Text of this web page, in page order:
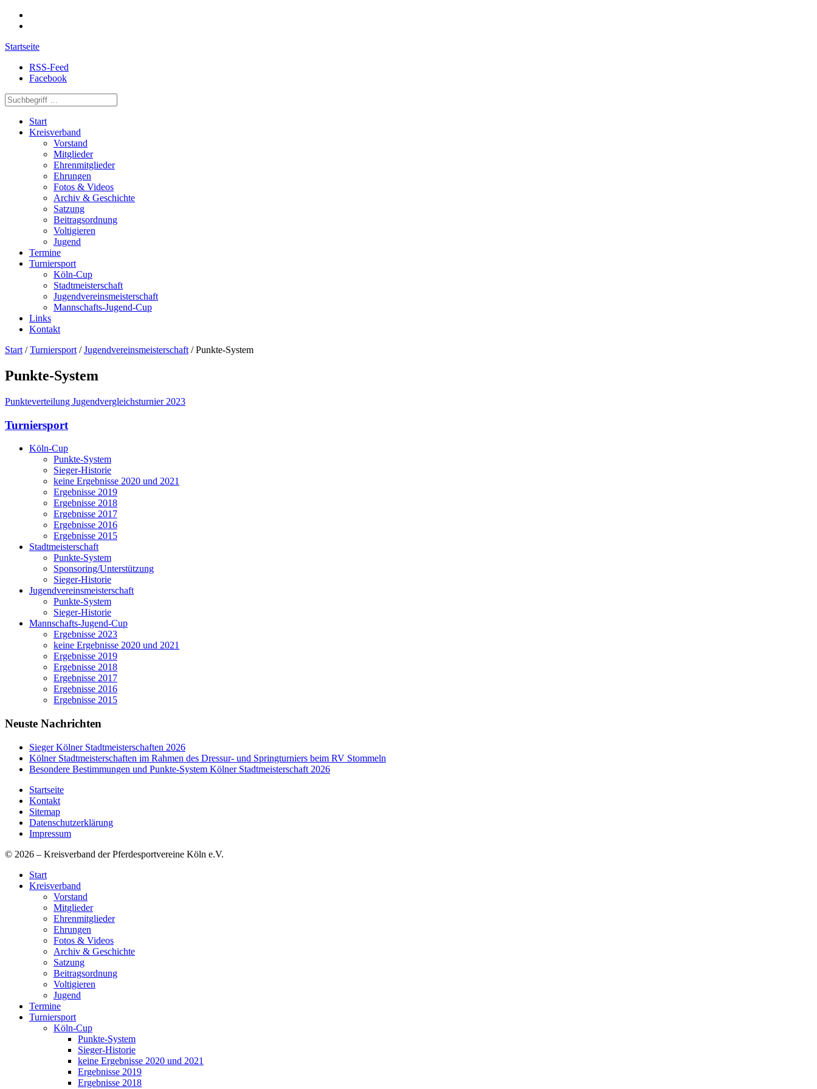
Startseite
RSS-Feed
Facebook
Start
Kreisverband
Vorstand
Mitglieder
Ehrenmitglieder
Ehrungen
Fotos & Videos
Archiv & Geschichte
Satzung
Beitragsordnung
Voltigieren
Jugend
Termine
Turniersport
Köln-Cup
Stadtmeisterschaft
Jugendvereinsmeisterschaft
Mannschafts-Jugend-Cup
Links
Kontakt
Start /Turniersport /Jugendvereinsmeisterschaft /Punkte-System
Punkte-System
Punkteverteilung Jugendvergleichsturnier 2023
Turniersport
Köln-Cup
Punkte-System
Sieger-Historie
keine Ergebnisse 2020 und 2021
Ergebnisse 2019
Ergebnisse 2018
Ergebnisse 2017
Ergebnisse 2016
Ergebnisse 2015
Stadtmeisterschaft
Punkte-System
Sponsoring/Unterstützung
Sieger-Historie
Jugendvereinsmeisterschaft
Punkte-System
Sieger-Historie
Mannschafts-Jugend-Cup
Ergebnisse 2023
keine Ergebnisse 2020 und 2021
Ergebnisse 2019
Ergebnisse 2018
Ergebnisse 2017
Ergebnisse 2016
Ergebnisse 2015
Neuste Nachrichten
Sieger Kölner Stadtmeisterschaften 2026
Kölner Stadtmeisterschaften im Rahmen des Dressur- und Springturniers beim RV Stommeln
Besondere Bestimmungen und Punkte-System Kölner Stadtmeisterschaft 2026
Startseite
Kontakt
Sitemap
Datenschutzerklärung
Impressum
© 2026 – Kreisverband der Pferdesportvereine Köln e.V.
Start
Kreisverband
Vorstand
Mitglieder
Ehrenmitglieder
Ehrungen
Fotos & Videos
Archiv & Geschichte
Satzung
Beitragsordnung
Voltigieren
Jugend
Termine
Turniersport
Köln-Cup
Punkte-System
Sieger-Historie
keine Ergebnisse 2020 und 2021
Ergebnisse 2019
Ergebnisse 2018